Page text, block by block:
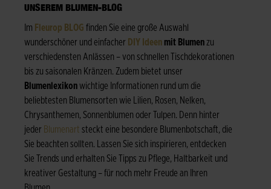
UNSEREM BLUMEN-BLOG
Im Fleurop BLOG finden Sie eine große Auswahl
wunderschöner und einfacher DIY Ideen mit Blumen zu
verschiedensten Anlässen – von schnellen Tischdekorationen
bis zu saisonalen Kränzen. Zudem bietet unser
Blumenlexikonwichtige Informationen rund um die
beliebtesten Blumensorten wie Lilien, Rosen, Nelken,
Chrysanthemen, Sonnenblumen oder Tulpen. Denn hinter
jeder Blumenart steckt eine besondere Blumenbotschaft, die
Sie beachten sollten. Lassen Sie sich inspirieren, entdecken
Sie Trends und erhalten Sie Tipps zu Pflege, Haltbarkeit und
kreativer Gestaltung – für noch mehr Freude an Ihren